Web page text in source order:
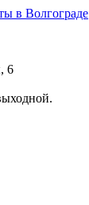
в Волгограде
6